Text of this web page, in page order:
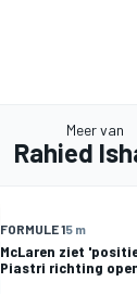
Meer van
Rahied
FORMULE 15 m
McLaren ziet
Piastri richting